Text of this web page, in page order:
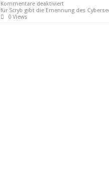
Kommentare deaktiviert
für Scryb gibt die Ernennung des
0 Views